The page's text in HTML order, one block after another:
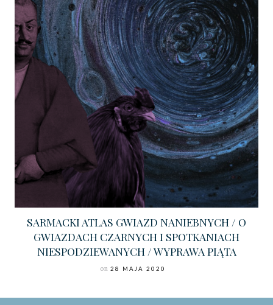
SARMACKI ATLAS GWIAZD NANIEBNYCH / O
GWIAZDACH CZARNYCH I SPOTKANIACH
NIESPODZIEWANYCH / WYPRAWA PIĄTA
on 28 MAJA 2020